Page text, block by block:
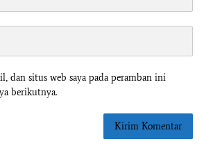
dan situs web saya pada peramban ini
berikutnya.